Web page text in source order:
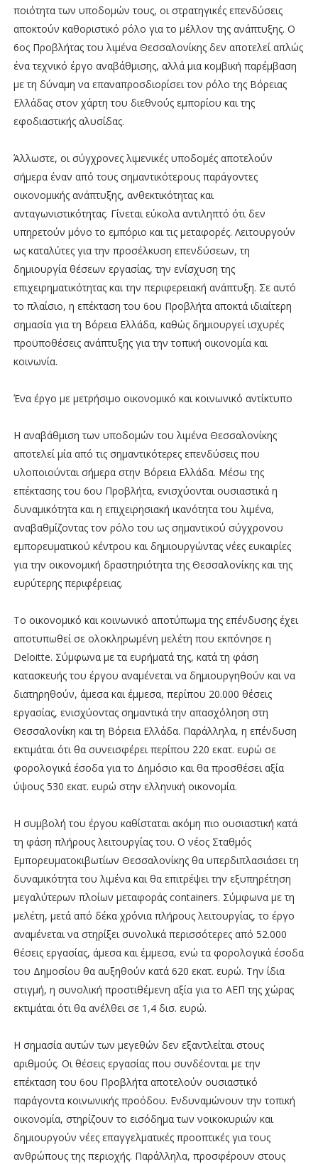
ποιότητα των υποδομών τους, οι στρατηγικές επενδύσεις
αποκτούν καθοριστικό ρόλο για το μέλλον της ανάπτυξης. Ο
6ος Προβλήτας του λιμένα Θεσσαλονίκης δεν αποτελεί απλώς
ένα τεχνικό έργο αναβάθμισης, αλλά μια κομβική παρέμβαση
με τη δύναμη να επαναπροσδιορίσει τον ρόλο της Βόρειας
Ελλάδας στον χάρτη του διεθνούς εμπορίου και της
εφοδιαστικής αλυσίδας.
Άλλωστε, οι σύγχρονες λιμενικές υποδομές αποτελούν
σήμερα έναν από τους σημαντικότερους παράγοντες
οικονομικής ανάπτυξης, ανθεκτικότητας και
ανταγωνιστικότητας. Γίνεται εύκολα αντιληπτό ότι δεν
υπηρετούν μόνο το εμπόριο και τις μεταφορές. Λειτουργούν
ως καταλύτες για την προσέλκυση επενδύσεων, τη
δημιουργία θέσεων εργασίας, την ενίσχυση της
επιχειρηματικότητας και την περιφερειακή ανάπτυξη. Σε αυτό
το πλαίσιο, η επέκταση του 6ου Προβλήτα αποκτά ιδιαίτερη
σημασία για τη Βόρεια Ελλάδα, καθώς δημιουργεί ισχυρές
προϋποθέσεις ανάπτυξης για την τοπική οικονομία και
κοινωνία.
Ένα έργο με μετρήσιμο οικονομικό και κοινωνικό αντίκτυπο
Η αναβάθμιση των υποδομών του λιμένα Θεσσαλονίκης
αποτελεί μία από τις σημαντικότερες επενδύσεις που
υλοποιούνται σήμερα στην Βόρεια Ελλάδα. Μέσω της
επέκτασης του 6ου Προβλήτα, ενισχύονται ουσιαστικά η
δυναμικότητα και η επιχειρησιακή ικανότητα του λιμένα,
αναβαθμίζοντας τον ρόλο του ως σημαντικού σύγχρονου
εμπορευματικού κέντρου και δημιουργώντας νέες ευκαιρίες
για την οικονομική δραστηριότητα της Θεσσαλονίκης και της
ευρύτερης περιφέρειας.
Το οικονομικό και κοινωνικό αποτύπωμα της επένδυσης έχει
αποτυπωθεί σε ολοκληρωμένη μελέτη που εκπόνησε η
Deloitte. Σύμφωνα με τα ευρήματά της, κατά τη φάση
κατασκευής του έργου αναμένεται να δημιουργηθούν και να
διατηρηθούν, άμεσα και έμμεσα, περίπου 20.000 θέσεις
εργασίας, ενισχύοντας σημαντικά την απασχόληση στη
Θεσσαλονίκη και τη Βόρεια Ελλάδα. Παράλληλα, η επένδυση
εκτιμάται ότι θα συνεισφέρει περίπου 220 εκατ. ευρώ σε
φορολογικά έσοδα για το Δημόσιο και θα προσθέσει αξία
ύψους 530 εκατ. ευρώ στην ελληνική οικονομία.
Η συμβολή του έργου καθίσταται ακόμη πιο ουσιαστική κατά
τη φάση πλήρους λειτουργίας του. Ο νέος Σταθμός
Εμπορευματοκιβωτίων Θεσσαλονίκης θα υπερδιπλασιάσει τη
δυναμικότητα του λιμένα και θα επιτρέψει την εξυπηρέτηση
μεγαλύτερων πλοίων μεταφοράς containers. Σύμφωνα με τη
μελέτη, μετά από δέκα χρόνια πλήρους λειτουργίας, το έργο
αναμένεται να στηρίξει συνολικά περισσότερες από 52.000
θέσεις εργασίας, άμεσα και έμμεσα, ενώ τα φορολογικά έσοδα
του Δημοσίου θα αυξηθούν κατά 620 εκατ. ευρώ. Την ίδια
στιγμή, η συνολική προστιθέμενη αξία για το ΑΕΠ της χώρας
εκτιμάται ότι θα ανέλθει σε 1,4 δισ. ευρώ.
Η σημασία αυτών των μεγεθών δεν εξαντλείται στους
αριθμούς. Οι θέσεις εργασίας που συνδέονται με την
επέκταση του 6ου Προβλήτα αποτελούν ουσιαστικό
παράγοντα κοινωνικής προόδου. Ενδυναμώνουν την τοπική
οικονομία, στηρίζουν το εισόδημα των νοικοκυριών και
δημιουργούν νέες επαγγελματικές προοπτικές για τους
ανθρώπους της περιοχής. Παράλληλα, προσφέρουν στους